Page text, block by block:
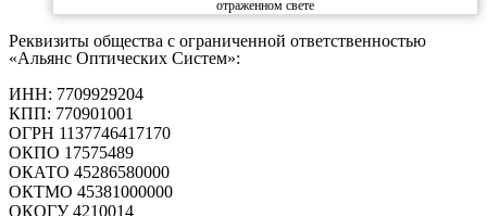
отраженном свете
Реквизиты общества с ограниченной ответственностью
«Альянс Оптических Систем»:
ИНН: 7709929204
КПП: 770901001
ОГРН 1137746417170
ОКПО 17575489
ОКАТО 45286580000
ОКТМО 45381000000
ОКОГУ 4210014